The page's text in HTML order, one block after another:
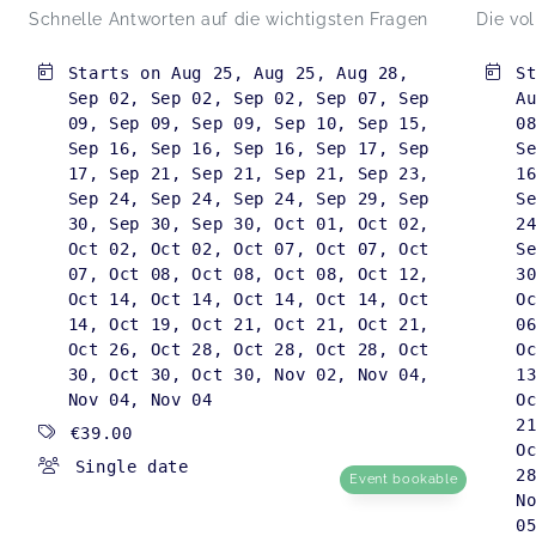
Webinar
Anja,Jan 15
Webinar
Sonja,Jan 08
Elterngeldantrag
Stefanie,Jan 01
Natascha-Jos...,Dec 24
Schnelle Antworten auf die wichtigsten Fragen
Starts onAug 25 ,Aug 25 ,Aug 28 ,
Sep 02, Sep 02 , Sep 02 , Sep 07 , Sep
09 , Sep 09 , Sep 09, Sep 10, Sep 15,
Sep 16, Sep 16 , Sep 16 , Sep 17 , Sep
17 , Sep 21 , Sep 21 , Sep 21 , Sep 23,
Sep 24, Sep 24 , Sep 24 , Sep 29 , Sep
30 , Sep 30 , Sep 30,Oct 01 , Oct 02,
Oct 02, Oct 02 , Oct 07 ,Oct 07 ,Oct
07 ,Oct 08 ,Oct 08,Oct 08, Oct 12,
Oct 14, Oct 14 , Oct 14 ,Oct 14 ,Oct
14 ,Oct 19 ,Oct 21 ,Oct 21 , Oct 21 ,
Oct 26, Oct 28 , Oct 28 ,Oct 28 ,Oct
30 ,Oct 30 ,Oct 30, Nov 02, Nov 04,
Nov 04, Nov 04
€39.00
Single date
Event bookable
Die
08
16
24
30
06
13
21
28
05